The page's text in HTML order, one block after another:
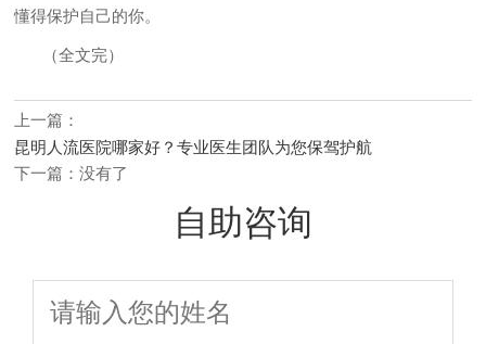
懂得保护自己的你。
（全文完）
上一篇：
昆明人流医院哪家好？专业医生团队为您保驾护航
下一篇：没有了
自助咨询